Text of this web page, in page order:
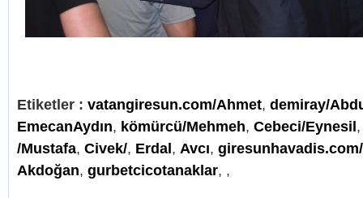
Etiketler : vatangiresun.com/Ahmet, demiray/
EmecanAydın, kömürcü/Mehmeh, Cebeci/Eynesil
/Mustafa, Civek/, Erdal, Avcı,
Akdoğan, gurbetcicotanaklar, ,